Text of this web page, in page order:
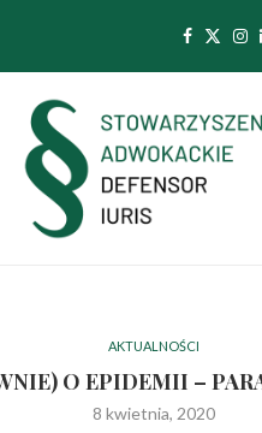
AKTUALNOŚCI
O EPIDEMII –
8 kwietnia, 2020